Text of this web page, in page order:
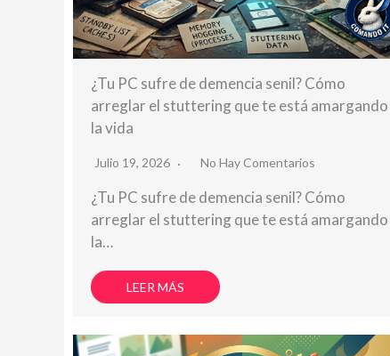
¿Tu PC sufre de demencia senil? Cómo
arreglar el stuttering que te está amargando
la vida
Julio 19, 2026 No Hay Comentarios
¿Tu PC sufre de demencia senil? Cómo
arreglar el stuttering que te está amargando
la…
LEER MÁS